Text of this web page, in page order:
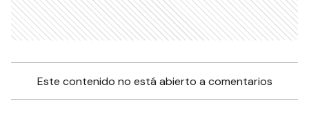
Este contenido no está abierto a comentarios